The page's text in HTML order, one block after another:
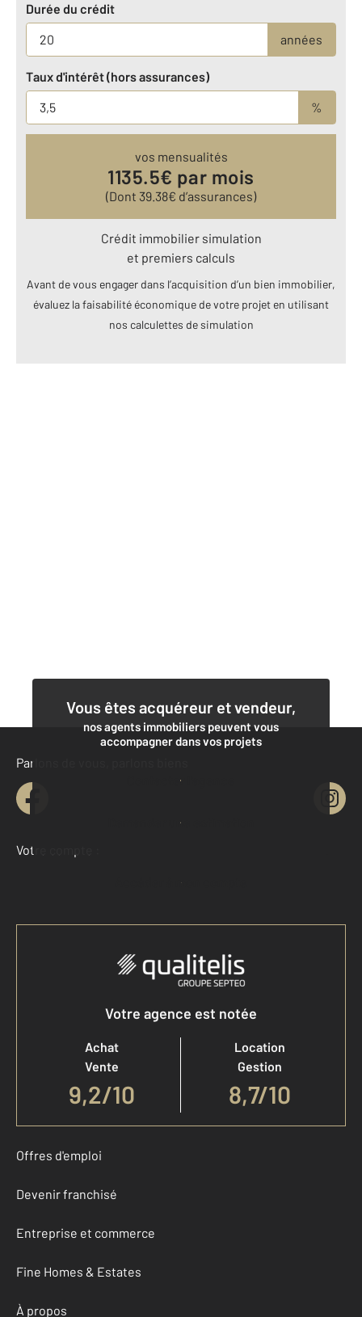
Durée du crédit
années
Taux d'intérêt (hors assurances)
%
vos mensualités
1135.5€ par mois
(Dont 39.38€ d’assurances)
Crédit immobilier simulation
et premiers calculs
Avant de vous engager dans l’acquisition d’un bien immobilier,
évaluez la faisabilité économique de votre projet en utilisant
nos calculettes de simulation
Vous êtes acquéreur et vendeur,
nos agents immobiliers peuvent vous
accompagner dans vos projets
Contacter l'agence
Demander une estimation
Parlons de vous, parlons biens
Votre compte :
Accéder à mon compte
Votre agence est notée
Achat
Vente
9,2/10
Location
Gestion
8,7/10
Offres d'emploi
Devenir franchisé
Entreprise et commerce
Fine Homes & Estates
À propos